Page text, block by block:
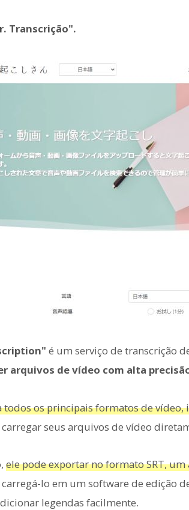
Transcrição".
é um serviço de transcrição
arquivos de vídeo com alta
os principais formatos de vídeo,
carregar seus arquivos de vídeo
ele pode exportar no formato SRT,
carregá-lo em um software de edição
legendas facilmente.